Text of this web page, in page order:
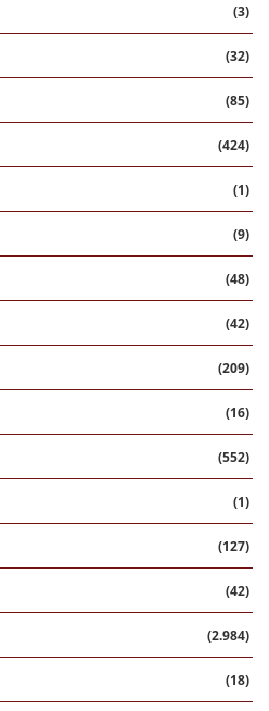
(3)
(32)
(85)
(424)
(1)
(9)
(48)
(42)
(209)
(16)
(552)
(1)
(127)
(42)
(2.984)
(18)